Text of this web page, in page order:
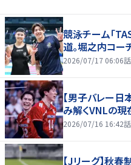
競泳チーム「
道。堀之内コ
2026/07/17 06:06
【男子バレー日
み解くVNLの現
2026/07/16 16:42
【Jリーグ】秋